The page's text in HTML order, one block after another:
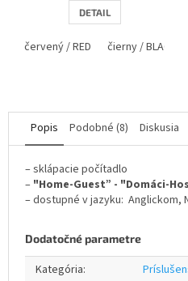
DETAIL
červený / RED čierny / BLACK
Popis Podobné (8) Diskusia
– sklápacie počítadlo
– "Home-Guest” - "Domáci-
– dostupné v jazyku: Anglickom,
Dodatočné parametre
Kategória: